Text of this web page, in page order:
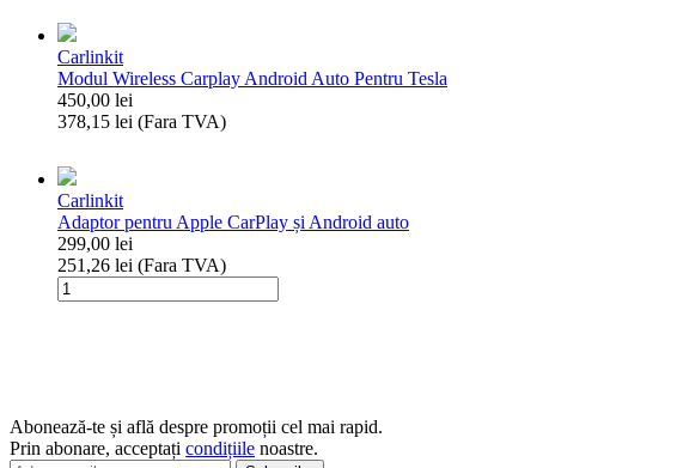
Plug
&
Play,
Asistent
Vocal
Carlinkit
CarPlay
Ai
Box
Cu
Android
Carlinkit
Modul Wireless Carplay Android Auto Pentru Tesla
450,00 lei
378,15 lei (Fara TVA)
Modul
Wireless
Carplay
Android
Auto
Pentru
Tesla
Carlinkit
Adaptor pentru Apple CarPlay și Android auto
299,00 lei
251,26 lei (Fara TVA)
Cantitate
Adaptor
auto
Abonează-te și află despre promoții cel mai rapid.
Prin abonare, acceptați condițiile noastre.